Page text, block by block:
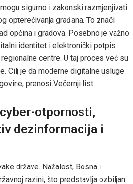
sigurno i zakonski razmjenjivati
opterećivanja građana. To znači
općina i gradova. Posebno je važno
identitet i elektronički potpis
centre. U taj proces već su
Cilj je da moderne digitalne usluge
prenosi Večernji list.
cyber-otpornosti,
dezinformacija i
države. Nažalost, Bosna i
razini, što predstavlja ozbiljan